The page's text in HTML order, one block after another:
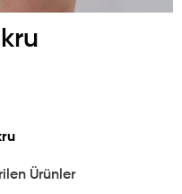
Ürünler